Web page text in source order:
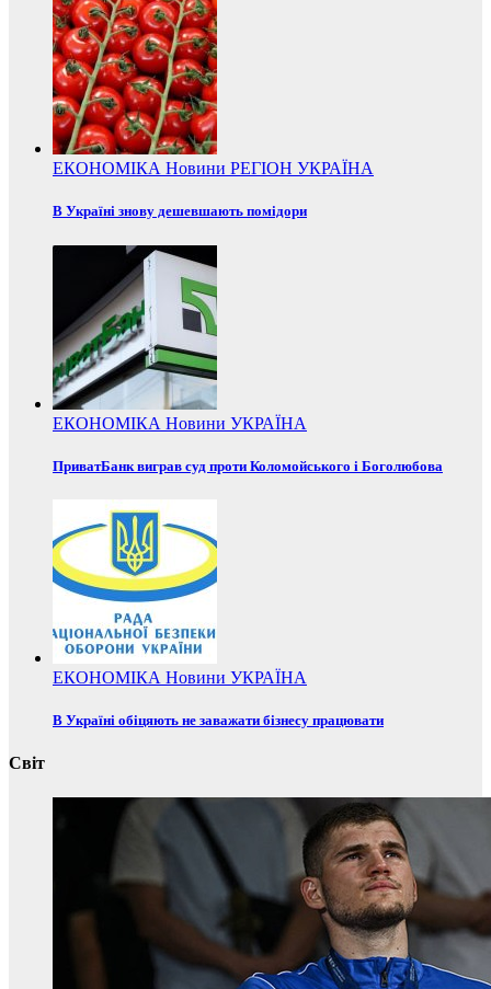
ЕКОНОМІКА Новини РЕГІОН УКРАЇНА
В Україні знову дешевшають помідори
ЕКОНОМІКА Новини УКРАЇНА
ПриватБанк виграв суд проти Коломойського і Боголюбова
ЕКОНОМІКА Новини УКРАЇНА
В Україні обіцяють не заважати бізнесу працювати
Світ